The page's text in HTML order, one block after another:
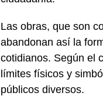
Las obras, que son
abandonan así la
cotidianos. Según el
límites físicos y
públicos diversos.